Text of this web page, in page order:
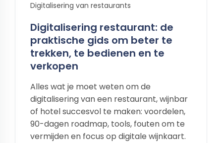
Digitalisering van restaurants
Digitalisering restaurant: de
praktische gids om beter te
trekken, te bedienen en te
verkopen
Alles wat je moet weten om de
digitalisering van een restaurant, wijnbar
of hotel succesvol te maken: voordelen,
90-dagen roadmap, tools, fouten om te
vermijden en focus op digitale wijnkaart.